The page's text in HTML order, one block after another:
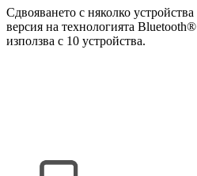
Сдвояването с няколко
версия на технологията
използва с 10 устройства.